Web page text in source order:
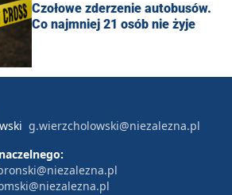
Czołowe zderzenie autobusów.
Co najmniej 21 osób nie żyje
g.wierzcholowski@niezalezna.pl